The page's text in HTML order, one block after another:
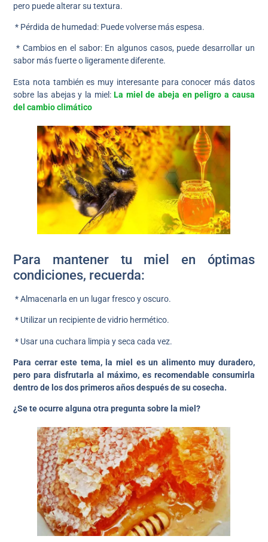
pero puede alterar su textura.
* Pérdida de humedad: Puede volverse más espesa.
* Cambios en el sabor: En algunos casos, puede desarrollar un
sabor más fuerte o ligeramente diferente.
Esta nota también es muy interesante para conocer más datos
sobre las abejas y la miel:La miel de abeja en peligro a causa
del cambio climático
Para mantener tu miel en óptimas
condiciones, recuerda:
* Almacenarla en un lugar fresco y oscuro.
* Utilizar un recipiente de vidrio hermético.
* Usar una cuchara limpia y seca cada vez.
Para cerrar este tema, la miel es un alimento muy duradero,
pero para disfrutarla al máximo, es recomendable consumirla
dentro de los dos primeros años después de su cosecha.
¿Se te ocurre alguna otra pregunta sobre la miel?